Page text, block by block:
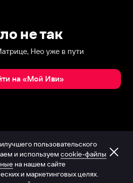
не так
Нео уже в пути
на «Мой Иви»
пользовательского
и используем cookie-файлы
на нашем сайте
и маркетинговых целях.